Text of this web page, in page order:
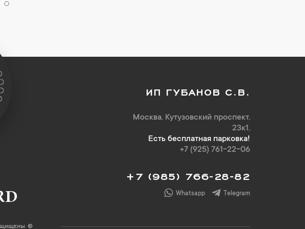
ИП ГУБАНОВ С.В.
Москва, Кутузовский проспект,
23к1,
Есть бесплатная парковка!
+7 (925) 761-22-06
+7 (985) 766-28-82
Whatsapp Telegram
©